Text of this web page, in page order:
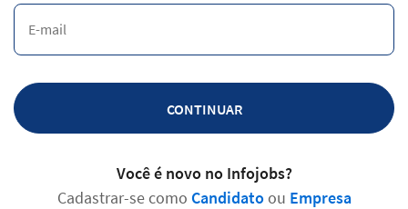
CONTINUAR
Você é novo no Infojobs?
Cadastrar-se como Candidatoou Empresa